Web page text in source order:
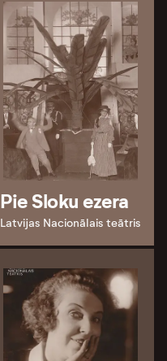
Pie Sloku ezera
Latvijas Nacionālais teātris